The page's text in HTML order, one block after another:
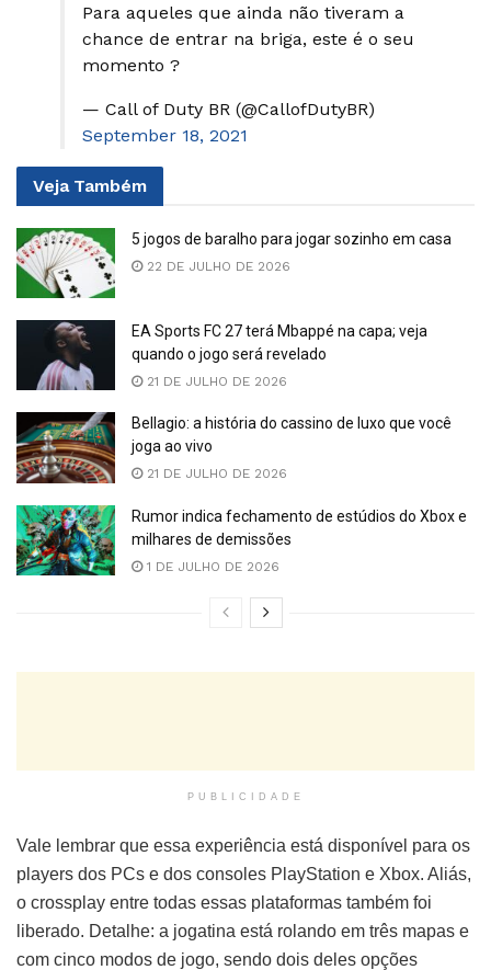
Para aqueles que ainda não tiveram a
chance de entrar na briga, este é o seu
momento ?
— Call of Duty BR (@CallofDutyBR)
September 18, 2021
Veja Também
5 jogos de baralho para jogar sozinho em casa
22 DE JULHO DE 2026
EA Sports FC 27 terá Mbappé na capa; veja
quando o jogo será revelado
21 DE JULHO DE 2026
Bellagio: a história do cassino de luxo que você
joga ao vivo
21 DE JULHO DE 2026
Rumor indica fechamento de estúdios do Xbox e
milhares de demissões
1 DE JULHO DE 2026
PUBLICIDADE
Vale lembrar que essa experiência está disponível para os
players dos PCs e dos consoles PlayStation e Xbox. Aliás,
o crossplay entre todas essas plataformas também foi
liberado. Detalhe: a jogatina está rolando em três mapas e
com cinco modos de jogo, sendo dois deles opções